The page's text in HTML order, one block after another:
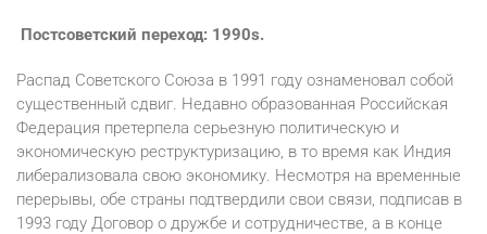
Постсоветский переход: 1990s.
Распад Советского Союза в 1991 году ознаменовал собой
существенный сдвиг. Недавно образованная Российская
Федерация претерпела серьезную политическую и
экономическую реструктуризацию, в то время как Индия
либерализовала свою экономику. Несмотря на временные
перерывы, обе страны подтвердили свои связи, подписав в
1993 году Договор о дружбе и сотрудничестве, а в конце